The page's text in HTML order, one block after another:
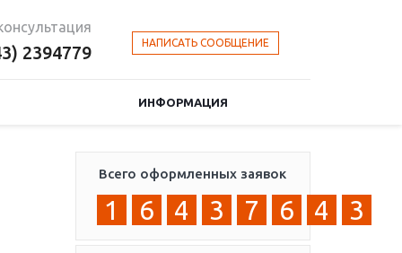
2394779 НАПИСАТЬ СООБЩЕНИЕ
ИНФОРМАЦИЯ
Всего оформленных заявок
1 6 4 3 7 6 4 3